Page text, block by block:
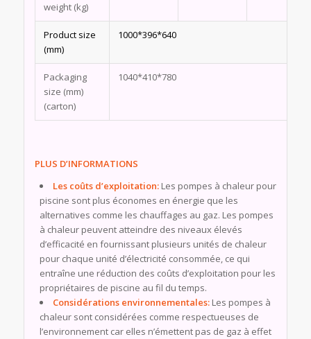
weight (kg)
Product size
(mm)
1000*396*640
Packaging
size (mm)
(carton)
1040*410*780
PLUS D’INFORMATIONS
Les coûts d’exploitation: Les pompes à chaleur pour
piscine sont plus économes en énergie que les
alternatives comme les chauffages au gaz. Les pompes
à chaleur peuvent atteindre des niveaux élevés
d’efficacité en fournissant plusieurs unités de chaleur
pour chaque unité d’électricité consommée, ce qui
entraîne une réduction des coûts d’exploitation pour les
propriétaires de piscine au fil du temps.
Considérations environnementales: Les pompes à
chaleur sont considérées comme respectueuses de
l’environnement car elles n’émettent pas de gaz à effet